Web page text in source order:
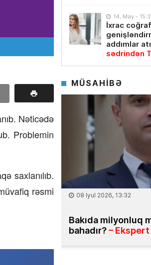
Nəticədə
Problemin
saxlanılıb.
rəsmi
14, May -
İxrac
addımlar
sədrindən
MÜSAHİBƏ
08 İyul 2026, 13:32
Bakıda milyonluq
bahadır?– Ekspert